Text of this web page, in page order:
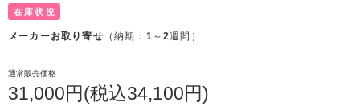
在庫状況
メーカーお取り寄せ （納期： 1 ～2週間）
通常販売価格
31,000円(税込34,100円)